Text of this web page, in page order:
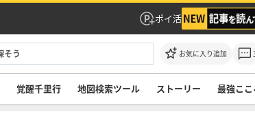
ポイ活
お気に入り追加
覚醒千里行 地図検索ツール ストーリー 最強ここ